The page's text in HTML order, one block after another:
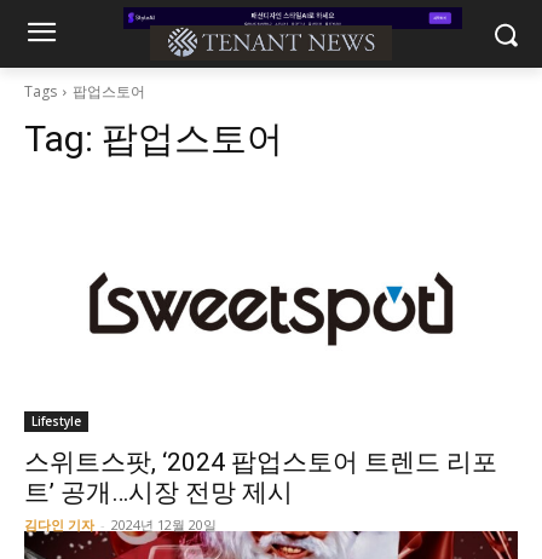
Tags 팝업스토어
Tag: 팝업스토어
Lifestyle
스위트스팟, ‘2024 팝업스토어 트렌드 리포
트’ 공개…시장 전망 제시
김다인 기자 - 2024년 12월 20일